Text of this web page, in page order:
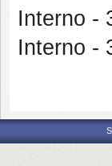
Interno -
Interno -